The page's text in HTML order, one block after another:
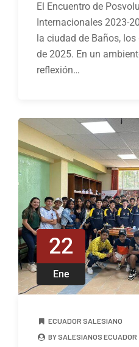
El Encuentro de
Internacionales 2023-
la ciudad de Baños,
de 2025. En un
reflexión…
22
Ene
ECUADOR SALESIANO
BY SALESIANOS ECUADOR